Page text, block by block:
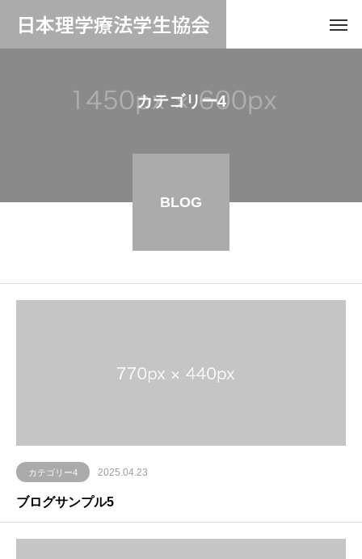
日本理学療法学生協会
カテゴリー4
BLOG
カテゴリー4 2025.04.23
ブログサンプル5